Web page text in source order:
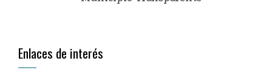
Enlaces de interés